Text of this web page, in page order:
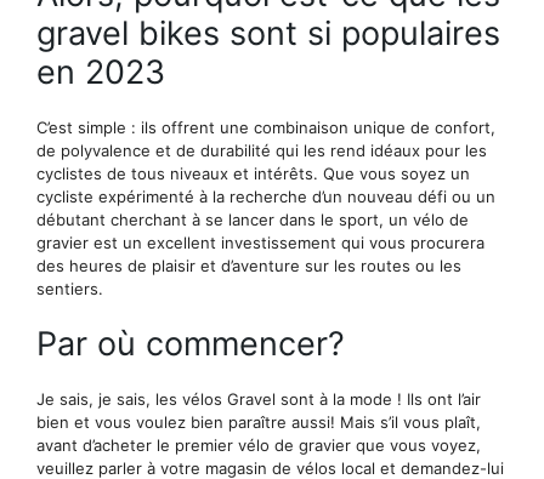
gravel bikes sont si populaires
en 2023
C’est simple : ils offrent une combinaison unique de confort,
de polyvalence et de durabilité qui les rend idéaux pour les
cyclistes de tous niveaux et intérêts. Que vous soyez un
cycliste expérimenté à la recherche d’un nouveau défi ou un
débutant cherchant à se lancer dans le sport, un vélo de
gravier est un excellent investissement qui vous procurera
des heures de plaisir et d’aventure sur les routes ou les
sentiers.
Par où commencer?
Je sais, je sais, les vélos Gravel sont à la mode ! Ils ont l’air
bien et vous voulez bien paraître aussi! Mais s’il vous plaît,
avant d’acheter le premier vélo de gravier que vous voyez,
veuillez parler à votre magasin de vélos local et demandez-lui